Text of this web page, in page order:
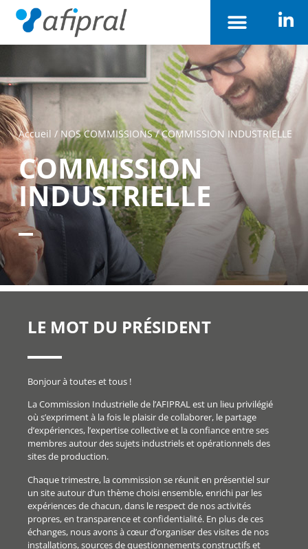
Accueil / NOS COMMISSIONS/COMMISSION INDUSTRIELLE
COMMISSION
INDUSTRIELLE
LE MOT DU PRÉSIDENT
Bonjour à toutes et tous !
La Commission Industrielle de l’AFIPRAL est un lieu privilégié
où s’expriment à la fois le plaisir de collaborer, le partage
d’expériences, l’expertise collective et la confiance entre ses
membres autour des sujets industriels et opérationnels des
sites de production.
Chaque trimestre, la commission se réunit en présentiel sur
un site autour d’un thème choisi ensemble, enrichi par les
expériences de chacun, dans le respect de nos activités
propres, en transparence et confidentialité. En plus de ces
échanges, nous avons à cœur d’organiser des visites de nos
installations, sources de questionnements constructifs et